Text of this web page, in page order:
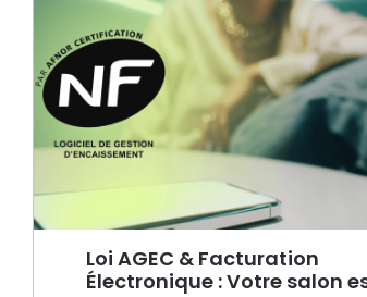
Loi AGEC & Facturation
Électronique : Votre salon